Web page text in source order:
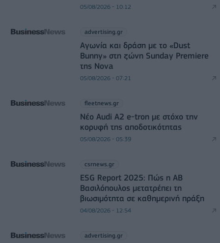
05/08/2026 - 10:12
advertising.gr
Αγωνία και δράση με το «Dust
Bunny» στη ζώνη Sunday Premiere
της Nova
05/08/2026 - 07:21
fleetnews.gr
Νέο Audi A2 e-tron με στόχο την
κορυφή της αποδοτικότητας
05/08/2026 - 05:39
csrnews.gr
ESG Report 2025: Πώς η ΑΒ
Βασιλόπουλος μετατρέπει τη
βιωσιμότητα σε καθημερινή πράξη
04/08/2026 - 12:54
advertising.gr